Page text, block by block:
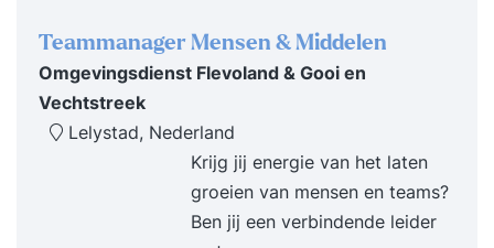
vraagstukken daarbij komen kijken. Je ontdekt
hoe AI-systemen worden ontwikkeld, welke rol
data en algoritmes spelen, hoe AI-projecten
worden opgezet en hoe organisaties AI
verantwoord kunnen implementeren. De training
is gebaseerd op de AI Brevet voor Business &
Government syllabus van de Nederlandse AI
Coalitie (NL AIC) en behandelt zowel de
Teammanager Mensen & Middelen
Omgevingsdienst Flevoland & Gooi en
Vechtstreek
Lelystad, Nederland
Krijg jij energie van het laten
groeien van mensen en teams?
Ben jij een verbindende leider